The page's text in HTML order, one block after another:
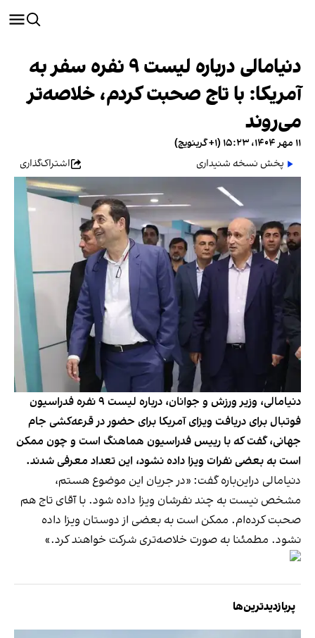
دنیامالی درباره لیست ۹ نفره سفر به
آمریکا: با تاج صحبت کردم، خلاصه‌تر
می‌روند
۱۱ مهر ۱۴۰۴، ۱۵:۲۳ (‎+۱ گرینویچ)
پخش نسخه شنیداری
اشتراک‌گذاری
دنیامالی، وزیر ورزش و جوانان، درباره لیست ۹ نفره فدراسیون
فوتبال برای دریافت ویزای آمریکا برای حضور در قرعه‌کشی جام
جهانی، گفت که با رییس فدراسیون هماهنگ است و چون ممکن
است به بعضی نفرات ویزا داده نشود، این تعداد معرفی شدند.
دنیامالی دراین‌باره گفت: «در جریان این موضوع هستم،
مشخص نیست به چند نفرشان ویزا داده شود. با آقای تاج هم
صحبت کرده‌ام. ممکن است به بعضی از دوستان ویزا داده
نشود. مطمئنا به صورت خلاصه‌تری شرکت خواهند کرد.»
پربازدیدترین‌ها